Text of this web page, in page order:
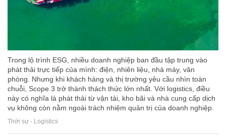
Trong lộ trình ESG, nhiều doanh nghiệp ban đầu tập trung vào
phát thải trực tiếp của mình: điện, nhiên liệu, nhà máy, văn
phòng. Nhưng khi khách hàng và thị trường yêu cầu nhìn toàn
chuỗi, Scope 3 trở thành thách thức lớn nhất. Với logistics, điều
này có nghĩa là phát thải từ vận tải, kho bãi và nhà cung cấp dịch
vụ không còn nằm ngoài trách nhiệm quản trị của doanh nghiệp.
Thời sự - Logistics